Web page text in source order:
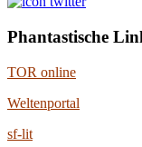
Phantastische
TOR online
Weltenportal
sf-lit